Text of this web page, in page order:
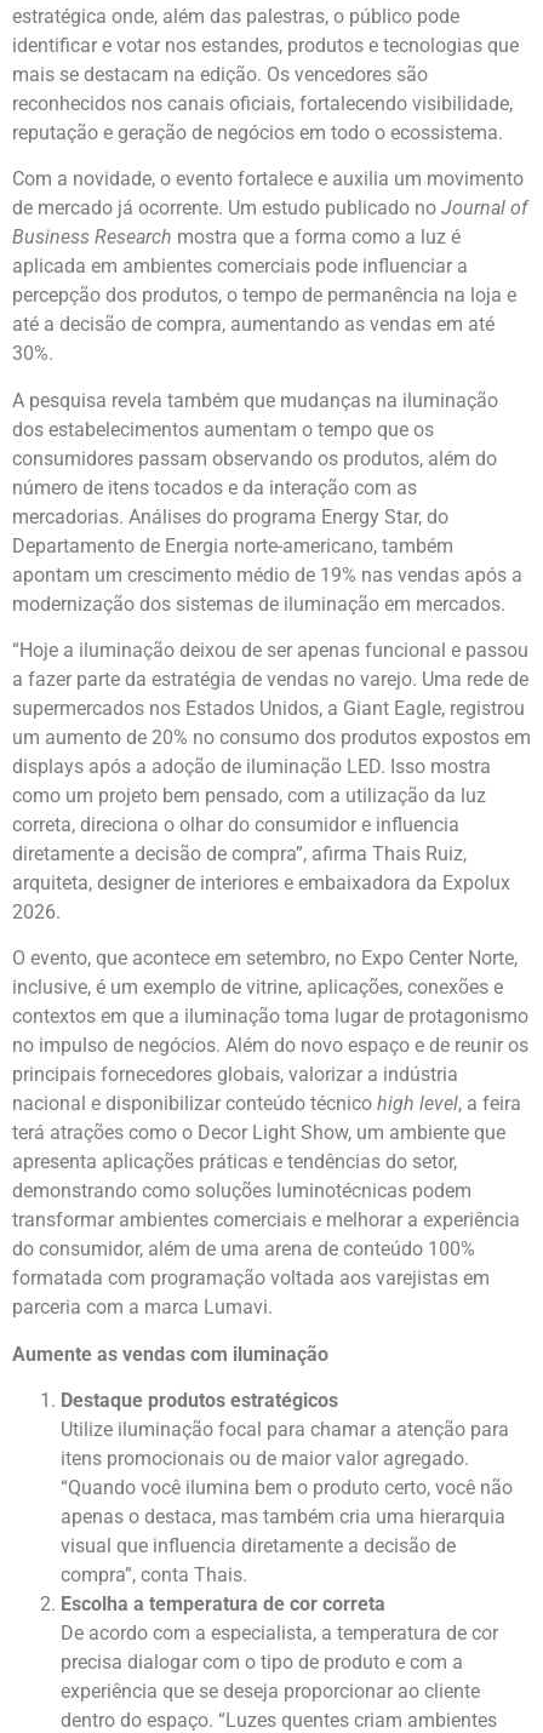
estratégica onde, além das palestras, o público pode
identificar e votar nos estandes, produtos e tecnologias que
mais se destacam na edição. Os vencedores são
reconhecidos nos canais oficiais, fortalecendo visibilidade,
reputação e geração de negócios em todo o ecossistema.
Com a novidade, o evento fortalece e auxilia um movimento
de mercado já ocorrente. Um estudo publicado no Journal of
Business Research mostra que a forma como a luz é
aplicada em ambientes comerciais pode influenciar a
percepção dos produtos, o tempo de permanência na loja e
até a decisão de compra, aumentando as vendas em até
30%.
A pesquisa revela também que mudanças na iluminação
dos estabelecimentos aumentam o tempo que os
consumidores passam observando os produtos, além do
número de itens tocados e da interação com as
mercadorias. Análises do programa Energy Star, do
Departamento de Energia norte-americano, também
apontam um crescimento médio de 19% nas vendas após a
modernização dos sistemas de iluminação em mercados.
“Hoje a iluminação deixou de ser apenas funcional e passou
a fazer parte da estratégia de vendas no varejo. Uma rede de
supermercados nos Estados Unidos, a Giant Eagle, registrou
um aumento de 20% no consumo dos produtos expostos em
displays após a adoção de iluminação LED. Isso mostra
como um projeto bem pensado, com a utilização da luz
correta, direciona o olhar do consumidor e influencia
diretamente a decisão de compra”, afirma Thais Ruiz,
arquiteta, designer de interiores e embaixadora da Expolux
2026.
O evento, que acontece em setembro, no Expo Center Norte,
inclusive, é um exemplo de vitrine, aplicações, conexões e
contextos em que a iluminação toma lugar de protagonismo
no impulso de negócios. Além do novo espaço e de reunir os
principais fornecedores globais, valorizar a indústria
nacional e disponibilizar conteúdo técnico high level, a feira
terá atrações como o Decor Light Show, um ambiente que
apresenta aplicações práticas e tendências do setor,
demonstrando como soluções luminotécnicas podem
transformar ambientes comerciais e melhorar a experiência
do consumidor, além de uma arena de conteúdo 100%
formatada com programação voltada aos varejistas em
parceria com a marca Lumavi.
Aumente as vendas com iluminação
Destaque produtos estratégicos
Utilize iluminação focal para chamar a atenção para
itens promocionais ou de maior valor agregado.
“Quando você ilumina bem o produto certo, você não
apenas o destaca, mas também cria uma hierarquia
visual que influencia diretamente a decisão de
compra”, conta Thais.
Escolha a temperatura de cor correta
De acordo com a especialista, a temperatura de cor
precisa dialogar com o tipo de produto e com a
experiência que se deseja proporcionar ao cliente
dentro do espaço. “Luzes quentes criam ambientes